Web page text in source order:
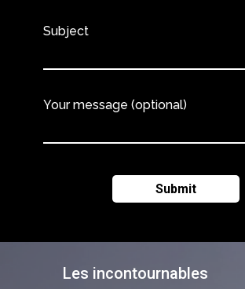
Les incontournables
Subject
Your message (optional)